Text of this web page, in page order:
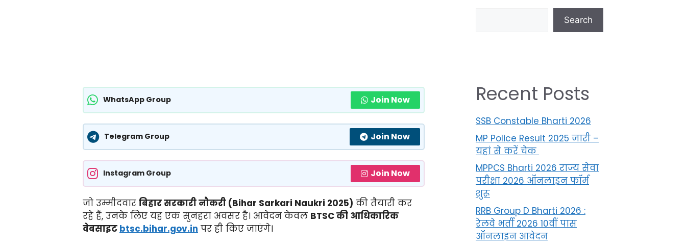
WhatsApp Group Join Now
Telegram Group Join Now
Instagram Group Join Now
जो उम्मीदवार बिहार सरकारी नौकरी (Bihar Sarkari Naukri 2025) की तैयारी कर
रहे हैं, उनके लिए यह एक सुनहरा अवसर है। आवेदन केवल BTSC की आधिकारिक
वेबसाइट btsc.bihar.gov.in पर ही किए जाएंगे।
Search
Recent Posts
SSB Constable Bharti 2026
MP Police Result 2025 जारी –
यहां से करें चेक
MPPCS Bharti 2026 राज्य सेवा
परीक्षा 2026 ऑनलाइन फॉर्म
शुरू
RRB Group D Bharti 2026 :
रेलवे भर्ती 2026 10वीं पास
ऑनलाइन आवेदन